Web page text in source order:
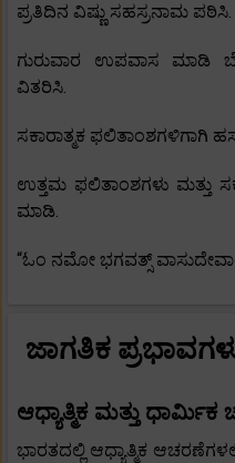
ಪ್ರತಿದಿನ ವಿಷ್ಣು ಸಹಸ್ರನಾಮ ಪಠಿಸಿ.
ಗುರುವಾರ ಉಪವಾಸ ಮಾಡಿ
ವಿತರಿಸಿ.
ಸಕಾರಾತ್ಮಕ ಫಲಿತಾಂಶಗಳಿಗಾಗಿ
ಉತ್ತಮ ಫಲಿತಾಂಶಗಳು ಮತ್ತು
ಮಾಡಿ.
“ಓಂ ನಮೋ ಭಗವತ್ಸ್
ಜಾಗತಿಕ
ಆಧ್ಯಾತ್ಮಿಕ ಮತ್ತು
ಭಾರತದಲ್ಲಿ ಆಧ್ಯಾತ್ಮಿಕ